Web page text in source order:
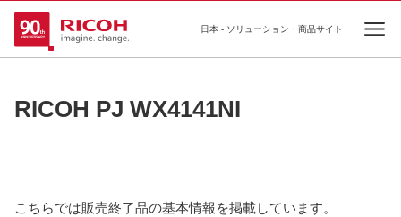
日本 - ソリューション・商品サイト
RICOH PJ WX4141NI
こちらでは販売終了品の基本情報を掲載しています。